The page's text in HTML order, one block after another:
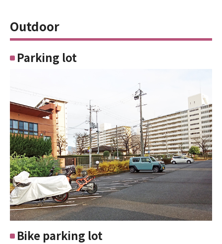
Outdoor
Parking lot
Bike parking lot